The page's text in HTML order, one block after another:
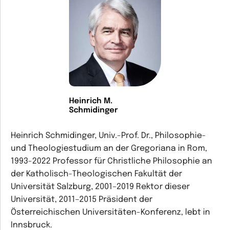
Heinrich M.
Schmidinger
Heinrich Schmidinger, Univ.-Prof. Dr., Philosophie-
und Theologiestudium an der Gregoriana in Rom,
1993-2022 Professor für Christliche Philosophie an
der Katholisch-Theologischen Fakultät der
Universität Salzburg, 2001–2019 Rektor dieser
Universität, 2011–2015 Präsident der
Österreichischen Universitäten-Konferenz, lebt in
Innsbruck.